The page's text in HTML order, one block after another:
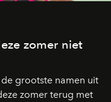
zomer niet
grootste namen uit
zomer terug met